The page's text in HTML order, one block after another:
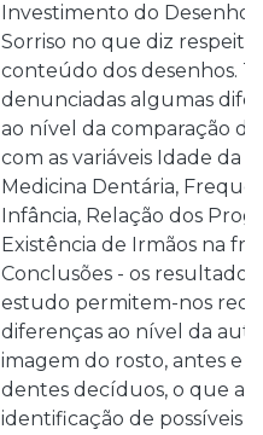
Investimento do Desenho,
Sorriso no que diz respeito
conteúdo dos desenhos.
denunciadas algumas
ao nível da comparação
com as variáveis Idade da
Medicina Dentária,
Infância, Relação dos
Existência de Irmãos na
Conclusões - os
estudo permitem-nos
diferenças ao nível da
imagem do rosto, antes e
dentes decíduos, o que
identificação de possíveis